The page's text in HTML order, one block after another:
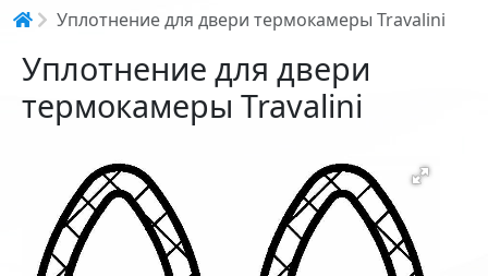
Строка навигации
Уплотнение для двери термокамеры Travalini
Уплотнение для двери
термокамеры Travalini